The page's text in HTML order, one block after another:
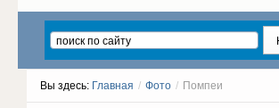
Вы здесь: Главная / Фото / Помпеи